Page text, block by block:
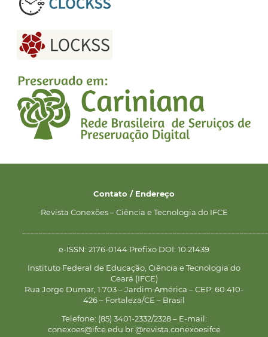
Contato / Endereço
Revista Conexões – Ciência e Tecnologia do IFCE
e-ISSN: 2176-0144 Prefixo DOI: 10.21439
Instituto Federal de Educação, Ciência e Tecnologia do
Ceará (IFCE)
Rua Jorge Dumar, 1.703 – Jardim América – CEP: 60.410-
426 – Fortaleza/CE – Brasil
Telefone: (85) 3401-2332/2328 – E-mail:
conexoes@ifce.edu.br @revista.conexoesifce